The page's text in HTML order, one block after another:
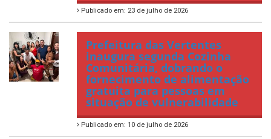
Publicado em: 23 de julho de 2026
Prefeitura das Vertentes
inaugura segunda Cozinha
Comunitária, dobrando o
fornecimento de alimentação
gratuita para pessoas em
situação de vulnerabilidade
Publicado em: 10 de julho de 2026